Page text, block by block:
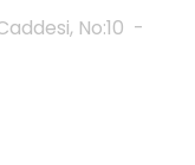
No:10 -